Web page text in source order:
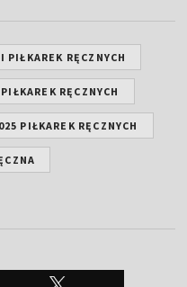
RĘCZNYCH
RĘCZNYCH
PIŁKAREK RĘCZNYCH